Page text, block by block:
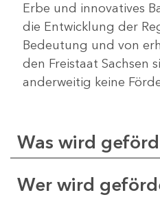
Erbe und innovatives
die Entwicklung der
Bedeutung und von
den Freistaat Sachsen
anderweitig keine
Was wird
Wer wird